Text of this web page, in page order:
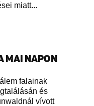
miatt...
MAI NAPON
falainak
és
vívott